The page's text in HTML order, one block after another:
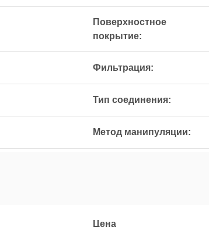
Поверхностное
покрытие:
Фильтрация:
Тип соединения:
Метод манипуляции:
Цена